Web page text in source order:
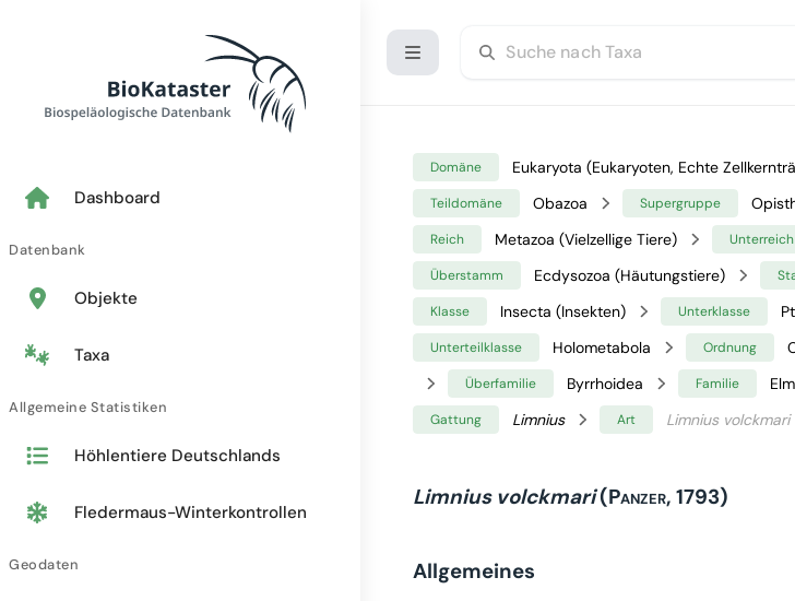
Dashboard
Datenbank
Objekte
Taxa
Allgemeine Statistiken
Höhlentiere Deutschlands
Fledermaus-Winterkontrollen
Geodaten
Domäne Eukaryota (Eukaryoten, Echte
Teildomäne Obazoa Supergruppe
Reich Metazoa (Vielzellige Tiere) Unterreich
Überstamm Ecdysozoa (Häutungstiere)
Klasse Insecta (Insekten) Unterklasse
Unterteilklasse Holometabola Ordnung
Überfamilie Byrrhoidea Familie
Gattung Limnius Art Limnius volckmari
Limnius volckmari(Panzer, 1793)
Allgemeines